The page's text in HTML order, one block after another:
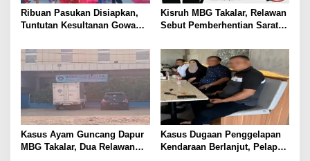
Ribuan Pasukan Disiapkan,
Tuntutan Kesultanan Gowa
Kisruh MBG Takalar, Relawan
Sebut Pemberhentian Sarat
Kasus Ayam Guncang Dapur
MBG Takalar, Dua Relawan
Kasus Dugaan Penggelapan
Kendaraan Berlanjut, Pelapor